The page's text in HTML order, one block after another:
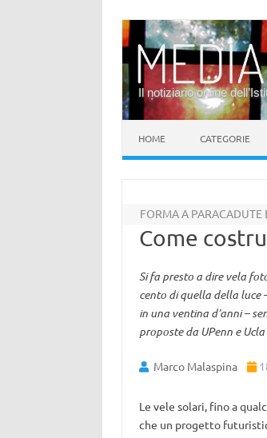
Il notiziario online
HOME CATEGORIE
FORMA A PARACADUTE
Come
Si fa presto a dire vela
cento di quella della luce
in una ventina d’anni –
proposte da UPenn e
Marco Malaspina
Le vele solari, fino a
che un progetto